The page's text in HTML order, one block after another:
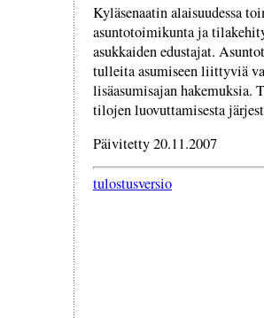
Kyläsenaatin alaisuudessa
asuntotoimikunta ja
asukkaiden edustajat.
tulleita asumiseen liittyviä
lisäasumisajan hakemuksia.
tilojen luovuttamisesta
Päivitetty 20.11.2007
tulostusversio